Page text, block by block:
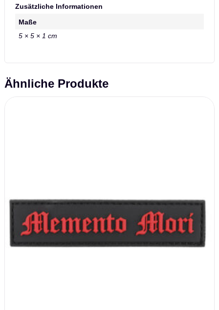
Zusätzliche Informationen
Maße
5 × 5 × 1 cm
Ähnliche Produkte